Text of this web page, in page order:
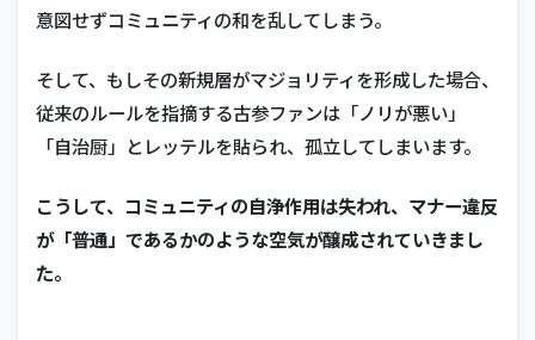
意図せずコミュニティの和を乱してしまう。
そして、もしその新規層がマジョリティを形成した場合、
従来のルールを指摘する古参ファンは「ノリが悪い」
「自治厨」とレッテルを貼られ、孤立してしまいます。
こうして、コミュニティの自浄作用は失われ、マナー違反
が「普通」であるかのような空気が醸成されていきまし
た。